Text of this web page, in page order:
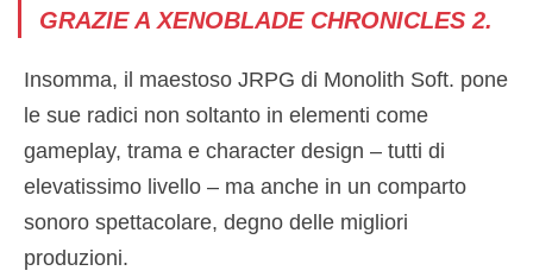
GRAZIE A XENOBLADE CHRONICLES 2.
Insomma, il maestoso JRPG di Monolith Soft. pone
le sue radici non soltanto in elementi come
gameplay, trama e character design – tutti di
elevatissimo livello – ma anche in un comparto
sonoro spettacolare, degno delle migliori
produzioni.